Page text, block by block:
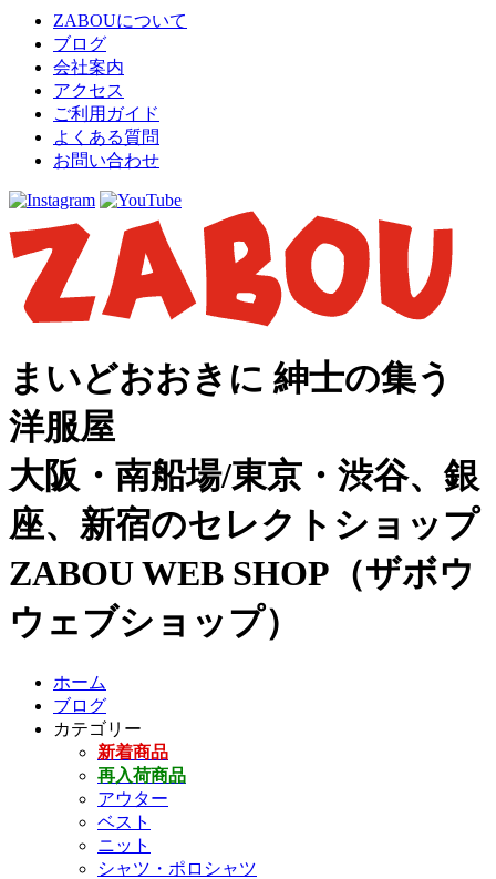
ZABOUについて
ブログ
会社案内
アクセス
ご利用ガイド
よくある質問
お問い合わせ
まいどおおきに 紳士の集う
洋服屋
大阪・南船場/東京・渋谷、銀
座、新宿のセレクトショップ
ZABOU WEB SHOP（ザボウ
ウェブショップ）
ホーム
ブログ
カテゴリー
新着商品
再入荷商品
アウター
ベスト
ニット
シャツ・ポロシャツ